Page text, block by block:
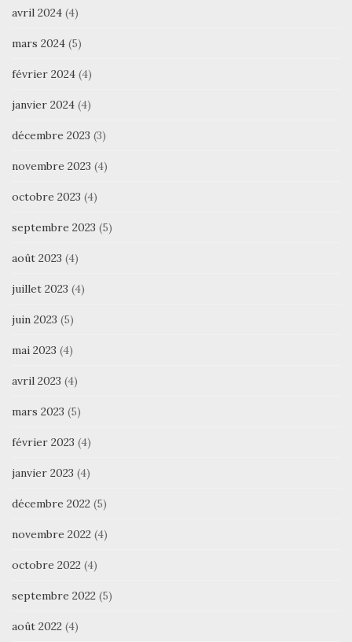
avril 2024 (4)
mars 2024 (5)
février 2024 (4)
janvier 2024 (4)
décembre 2023 (3)
novembre 2023 (4)
octobre 2023 (4)
septembre 2023 (5)
août 2023 (4)
juillet 2023 (4)
juin 2023 (5)
mai 2023 (4)
avril 2023 (4)
mars 2023 (5)
février 2023 (4)
janvier 2023 (4)
décembre 2022 (5)
novembre 2022 (4)
octobre 2022 (4)
septembre 2022 (5)
août 2022 (4)